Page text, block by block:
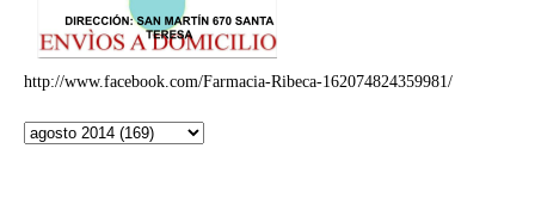
http://www.facebook.com/Farmacia-Ribeca-162074824359981/